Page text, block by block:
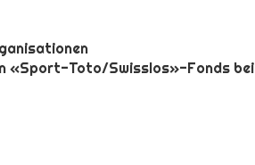
«Sport-Toto/Swisslos»-Fonds bei